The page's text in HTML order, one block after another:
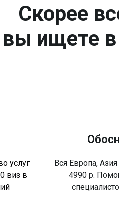
Скорее
ищете в
услуг
виз в
Вся Европа,
4990 р.